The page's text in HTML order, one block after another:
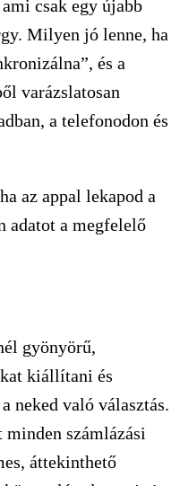
csak egy újabb
Milyen jó lenne, ha
és a
varázslatosan
a telefonodon és
az appal lekapod a
adatot a megfelelő
gyönyörű,
kiállítani és
neked való választás.
minden számlázási
áttekinthető